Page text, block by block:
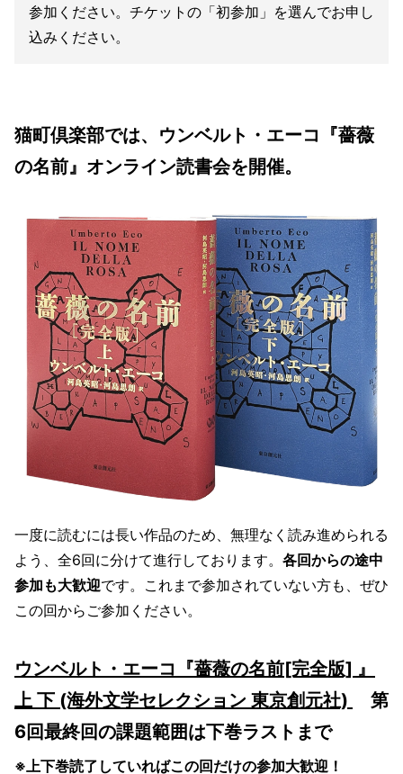
参加ください。チケットの「初参加」を選んでお申し
込みください。
猫町倶楽部では、ウンベルト・エーコ『薔薇
の名前』オンライン読書会を開催。
一度に読むには長い作品のため、無理なく読み進められる
よう、全6回に分けて進行しております。 各回からの途中
参加も大歓迎です。これまで参加されていない方も、ぜひ
この回からご参加ください。
ウンベルト・エーコ『薔薇の名前[完全版] 』
上 下 (海外文学セレクション 東京創元社)
第
6回最終回の課題範囲は下巻ラストまで
※上下巻読了していればこの回だけの参加大歓迎！